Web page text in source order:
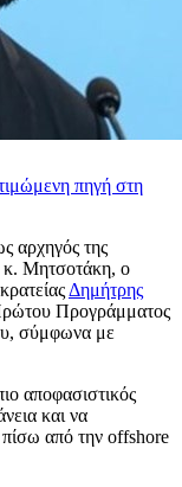
πηγή στη
αρχηγός της
κ. Μητσοτάκη, ο
Δημήτρης
Προγράμματος
σύμφωνα με
αποφασιστικός
και να
από την offshore